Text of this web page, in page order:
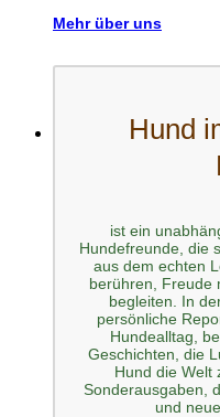
Mehr über uns
Hund
ist ein
Hundefreunde, die
aus dem echten
berühren, Freude
begleiten. In
persönliche
Hundealltag,
Geschichten, die
Hund die Welt
Sonderausgaben,
und